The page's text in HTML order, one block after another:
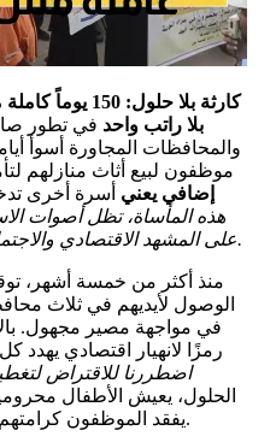
كارثة بلا
بلا راتب واحد في تطور
والمحافظات المجاورة أسوأ
موظفون لبيع أثاث منازلهم
إضافي يعني أسرة أخرى
هذه المأساة، تظل أصوات
على المشهد الاقتصادي والاجتماعي كصرخة مدوية في الظلام.
منذ أكثر من خمسة أشهر،
الوصول لأيديهم في ثلاث
في مواجهة مصير مجهول.
رمزًا لانهيار اقتصادي
اضطررنا للاقتراض
الحلول، يعيش الأطفال
يفقد الموظفون كرامتهم في سعيهم لتدبير سبل العيش.